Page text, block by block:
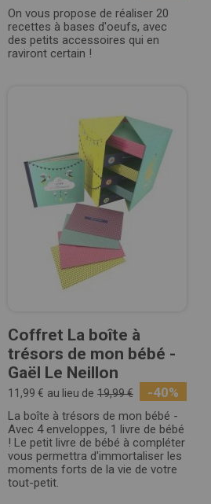
On vous propose de réaliser 20
recettes à bases d'oeufs, avec
des petits accessoires qui en
raviront certain !
Coffret La boîte à
trésors de mon bébé -
Gaël Le Neillon
11,99 € au lieu de 19,99 € -40%
La boîte à trésors de mon bébé -
Avec 4 enveloppes, 1 livre de bébé
! Le petit livre de bébé à compléter
vous permettra d'immortaliser les
moments forts de la vie de votre
tout-petit.